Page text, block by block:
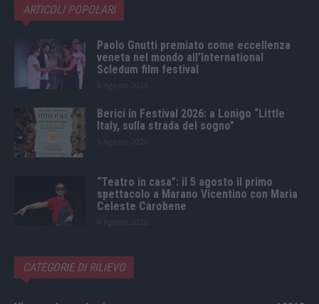
ARTICOLI POPOLARI
Paolo Gnutti premiato come eccellenza
veneta nel mondo all’International
Scledum film festival
Berici in Festival 2026: a Lonigo “Little
Italy, sulla strada del sogno”
“Teatro in casa”: il 5 agosto il primo
spettacolo a Marano Vicentino con Maria
Celeste Carobene
CATEGORIE DI RILIEVO